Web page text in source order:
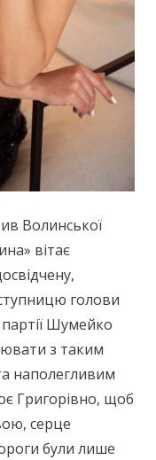
Волинської
вітає
голови
Шумейко
з таким
наполегливим
Григорівно, щоб
серце
були лише